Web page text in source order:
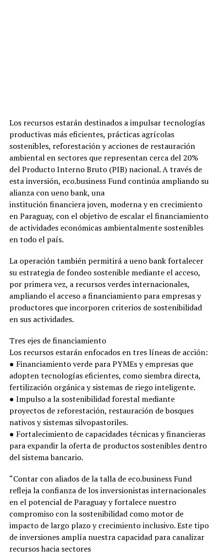
Los recursos estarán destinados a impulsar tecnologías
productivas más eficientes, prácticas agrícolas
sostenibles, reforestación y acciones de restauración
ambiental en sectores que representan cerca del 20%
del Producto Interno Bruto (PIB) nacional. A través de
esta inversión, eco.business Fund continúa ampliando su
alianza con ueno bank, una
institución financiera joven, moderna y en crecimiento
en Paraguay, con el objetivo de escalar el financiamiento
de actividades económicas ambientalmente sostenibles
en todo el país.
La operación también permitirá a ueno bank fortalecer
su estrategia de fondeo sostenible mediante el acceso,
por primera vez, a recursos verdes internacionales,
ampliando el acceso a financiamiento para empresas y
productores que incorporen criterios de sostenibilidad
en sus actividades.
Tres ejes de financiamiento
Los recursos estarán enfocados en tres líneas de acción:
● Financiamiento verde para PYMEs y empresas que
adopten tecnologías eficientes, como siembra directa,
fertilización orgánica y sistemas de riego inteligente.
● Impulso a la sostenibilidad forestal mediante
proyectos de reforestación, restauración de bosques
nativos y sistemas silvopastoriles.
● Fortalecimiento de capacidades técnicas y financieras
para expandir la oferta de productos sostenibles dentro
del sistema bancario.
“Contar con aliados de la talla de eco.business Fund
refleja la confianza de los inversionistas internacionales
en el potencial de Paraguay y fortalece nuestro
compromiso con la sostenibilidad como motor de
impacto de largo plazo y crecimiento inclusivo. Este tipo
de inversiones amplía nuestra capacidad para canalizar
recursos hacia sectores